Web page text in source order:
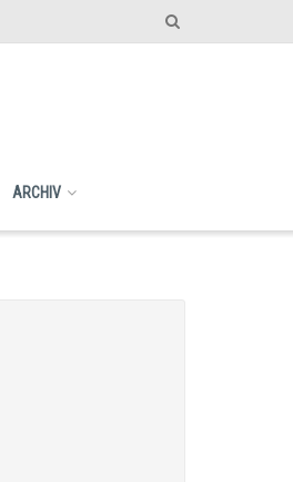
ARCHIV